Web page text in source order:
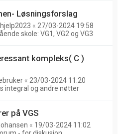
Løsningsforslag
« 27/03-2024 19:58
skole: VG1, VG2 og VG3
kompleks( C )
« 23/03-2024 11:20
integral og andre nøtter
på VGS
« 19/03-2024 11:02